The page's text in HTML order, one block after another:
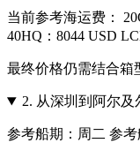
当前参考海运费：
40HQ：8044 USD
最终价格仍需结合箱
2. 从深圳到阿尔及
参考船期：周二 参考